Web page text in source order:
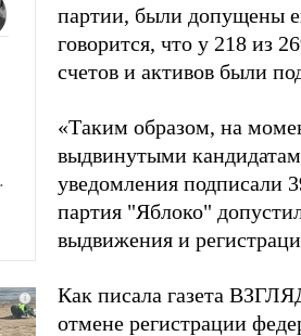
партии, были допущены
говорится, что у 218 из
счетов и активов были
«Таким образом, на
выдвинутыми
уведомления подписали
партия "Яблоко"
выдвижения и
Как писала газета
отмене регистрации